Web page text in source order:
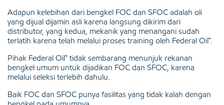
Adapun kelebihan dari bengkel FOC dan SFOC adalah oli
yang dijual dijamin asli karena langsung dikirim dari
distributor, yang kedua, mekanik yang menangani sudah
terlatih karena telah melalui proses training oleh Federal Oil™.
Pihak Federal Oil™ tidak sembarang menunjuk rekanan
bengkel umum untuk dijadikan FOC dan SFOC, karena
melalui seleksi terlebih dahulu.
Baik FOC dan SFOC punya fasilitas yang tidak kalah dengan